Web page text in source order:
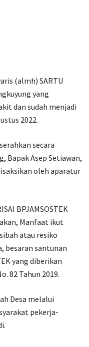
(almh) SARTU
yang
dan sudah menjadi
2022.
secara
Bapak Asep Setiawan,
oleh aparatur
BPJAMSOSTEK
Manfaat ikut
atau resiko
besaran santunan
yang diberikan
82 Tahun 2019.
Desa melalui
pekerja-